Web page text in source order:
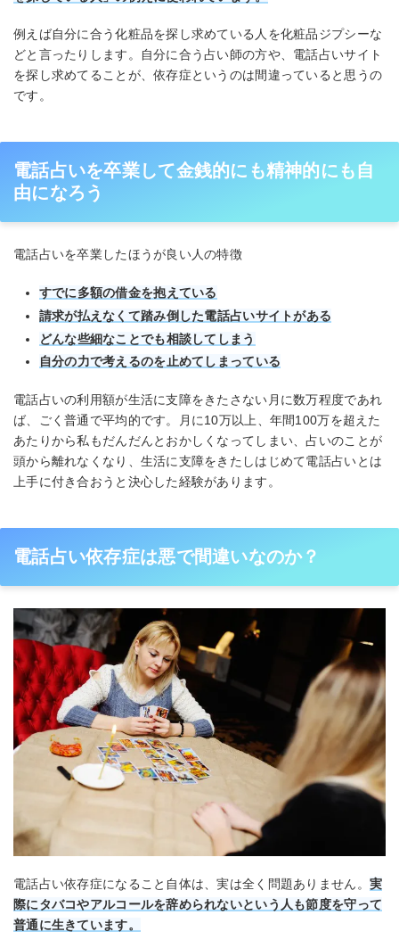
例えば自分に合う化粧品を探し求めている人を化粧品ジプシーな
どと言ったりします。自分に合う占い師の方や、電話占いサイト
を探し求めてることが、依存症というのは間違っていると思うの
です。
電話占いを卒業して金銭的にも精神的にも自
由になろう
電話占いを卒業したほうが良い人の特徴
すでに多額の借金を抱えている
請求が払えなくて踏み倒した電話占いサイトがある
どんな些細なことでも相談してしまう
自分の力で考えるのを止めてしまっている
電話占いの利用額が生活に支障をきたさない月に数万程度であれ
ば、ごく普通で平均的です。月に10万以上、年間100万を超えた
あたりから私もだんだんとおかしくなってしまい、占いのことが
頭から離れなくなり、生活に支障をきたしはじめて電話占いとは
上手に付き合おうと決心した経験があります。
電話占い依存症は悪で間違いなのか？
電話占い依存症になること自体は、実は全く問題ありません。 実
際にタバコやアルコールを辞められないという人も節度を守って
普通に生きています。